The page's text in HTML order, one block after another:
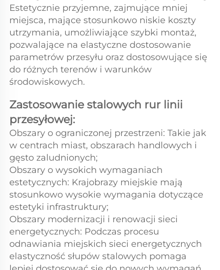
Estetycznie przyjemne, zajmujące mniej
miejsca, mające stosunkowo niskie koszty
utrzymania, umożliwiające szybki montaż,
pozwalające na elastyczne dostosowanie
parametrów przesyłu oraz dostosowujące się
do różnych terenów i warunków
środowiskowych.
Zastosowanie stalowych rur linii
przesyłowej:
Obszary o ograniczonej przestrzeni: Takie jak
w centrach miast, obszarach handlowych i
gęsto zaludnionych;
Obszary o wysokich wymaganiach
estetycznych: Krajobrazy miejskie mają
stosunkowo wysokie wymagania dotyczące
estetyki infrastruktury;
Obszary modernizacji i renowacji sieci
energetycznych: Podczas procesu
odnawiania miejskich sieci energetycznych
elastyczność słupów stalowych pomaga